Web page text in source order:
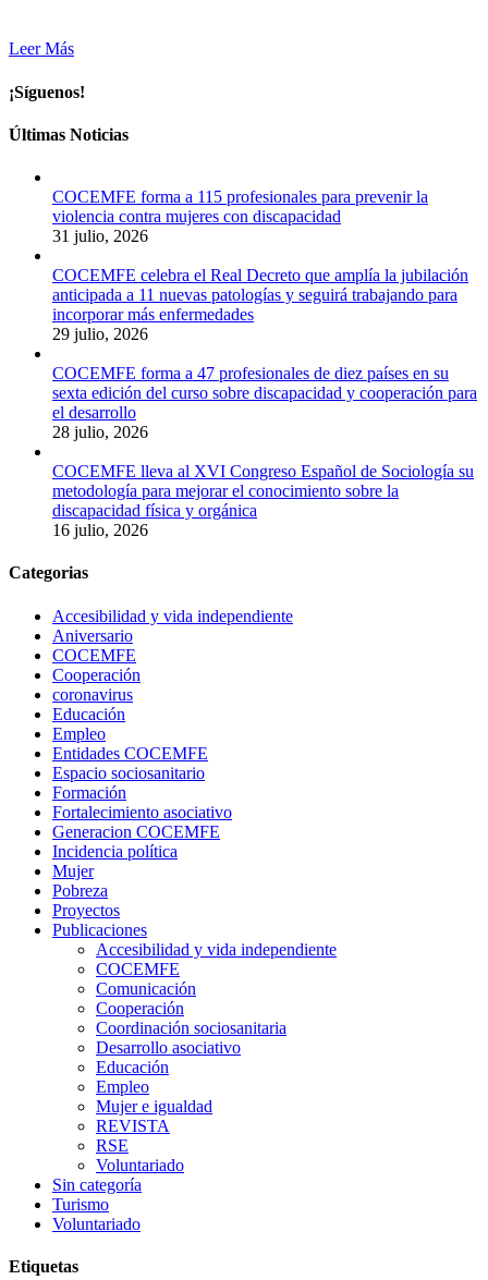
Leer Más
¡Síguenos!
Últimas Noticias
COCEMFE forma a 115 profesionales para prevenir la
violencia contra mujeres con discapacidad
31 julio, 2026
COCEMFE celebra el Real Decreto que amplía la jubilación
anticipada a 11 nuevas patologías y seguirá trabajando para
incorporar más enfermedades
29 julio, 2026
COCEMFE forma a 47 profesionales de diez países en su
sexta edición del curso sobre discapacidad y cooperación para
el desarrollo
28 julio, 2026
COCEMFE lleva al XVI Congreso Español de Sociología su
metodología para mejorar el conocimiento sobre la
discapacidad física y orgánica
16 julio, 2026
Categorias
Accesibilidad y vida independiente
Aniversario
COCEMFE
Cooperación
coronavirus
Educación
Empleo
Entidades COCEMFE
Espacio sociosanitario
Formación
Fortalecimiento asociativo
Generacion COCEMFE
Incidencia política
Mujer
Pobreza
Proyectos
Publicaciones
Accesibilidad y vida independiente
COCEMFE
Comunicación
Cooperación
Coordinación sociosanitaria
Desarrollo asociativo
Educación
Empleo
Mujer e igualdad
REVISTA
RSE
Voluntariado
Sin categoría
Turismo
Voluntariado
Etiquetas